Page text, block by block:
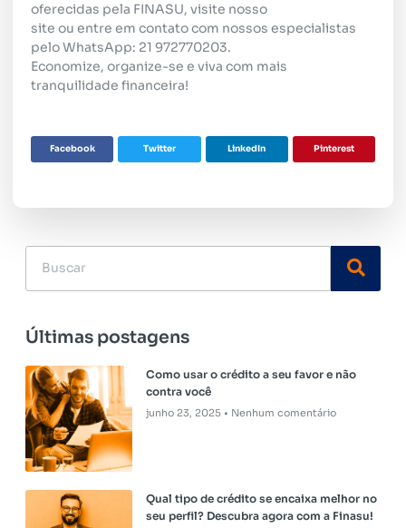
oferecidas pela FINASU, visite nosso
site ou entre em contato com nossos especialistas
pelo WhatsApp: 21 972770203.
Economize, organize-se e viva com mais
tranquilidade financeira!
Facebook Twitter LinkedIn Pinterest
Últimas postagens
Como usar o crédito a seu favor e não
contra você
junho 23, 2025 Nenhum comentário
Qual tipo de crédito se encaixa melhor no
seu perfil? Descubra agora com a Finasu!